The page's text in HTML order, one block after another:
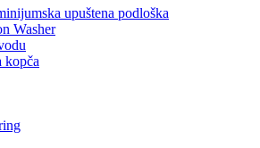
upuštena podloška
Washer
kopča